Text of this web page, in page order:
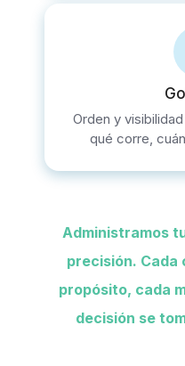
Orden y
qué corre,
Administramos
precisión. Cada
propósito, cada
decisión se